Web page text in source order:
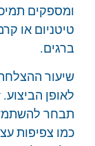
ומספקים
טיטניום או
ברגים.
שיעור
לאופן
תבחר להשתמש
כמו צפיפות